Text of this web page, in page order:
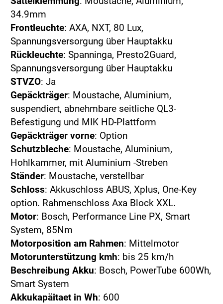
34.9mm
Frontleuchte: AXA, NXT, 80 Lux,
Spannungsversorgung über Hauptakku
Rückleuchte: Spanninga, Presto2Guard,
Spannungsversorgung über Hauptakku
STVZO: Ja
Gepäckträger: Moustache, Aluminium,
suspendiert, abnehmbare seitliche QL3-
Befestigung und MIK HD-Plattform
Gepäckträger vorne: Option
Schutzbleche: Moustache, Aluminium,
Hohlkammer, mit Aluminium -Streben
Ständer: Moustache, verstellbar
Schloss: Akkuschloss ABUS, Xplus, One-Key
option. Rahmenschloss Axa Block XXL.
Motor: Bosch, Performance Line PX, Smart
System, 85Nm
Motorposition am Rahmen: Mittelmotor
Motorunterstützung kmh: bis 25 km/h
Beschreibung Akku: Bosch, PowerTube 600Wh,
Smart System
Akkukapäitaet in Wh: 600